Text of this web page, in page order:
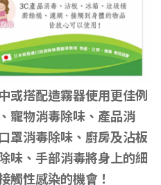
或搭配造霧器使用更佳例
寵物消毒除味、 產品消
罩消毒除味、 廚房及沾板
味、 手部消毒將身上的細
觸性感染的機會！